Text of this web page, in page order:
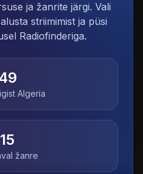
ja žanrite järgi. Vali
striimimist ja püsi
Radiofinderiga.
Algeria
15
žanre